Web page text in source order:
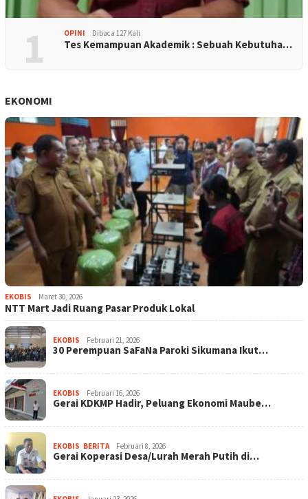
1 OPINI Dibaca 127 Kali
Tes Kemampuan Akademik : Sebuah Kebutuha…
EKONOMI
EKOBIS Maret 30, 2026
NTT Mart Jadi Ruang Pasar Produk Lokal
EKOBIS Februari 21, 2026
30 Perempuan SaFaNa Paroki Sikumana Ikut…
EKOBIS Februari 16, 2026
Gerai KDKMP Hadir, Peluang Ekonomi Maube…
EKOBIS BERITA Februari 8, 2026
Gerai Koperasi Desa/Lurah Merah Putih di…